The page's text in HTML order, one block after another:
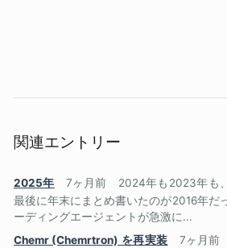
関連エントリー
2025年 7ヶ月前
2024年も2023年も
最後に年末にまとめ書いたのが2016年だ
ーディングエージェントが急激に...
Chemr (Chemrtron) を再実装
7ヶ月前